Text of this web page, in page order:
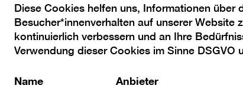
Piracy
Analyse
Cookies
Diese Cookies helfen uns, Informationen über
Besucher*innenverhalten auf unserer
kontinuierlich verbessern und an Ihre
Verwendung dieser Cookies im Sinne DSGVO
Name Anbieter